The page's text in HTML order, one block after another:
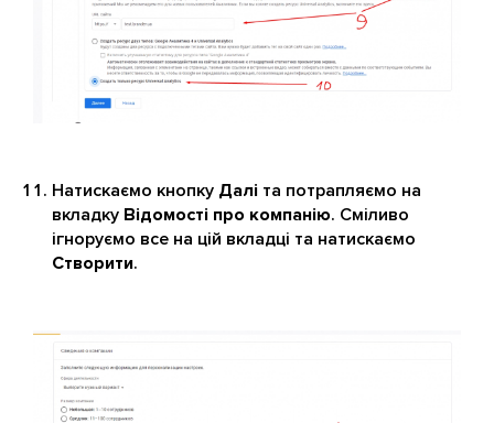
Натискаємо кнопку Далі та потрапляємо на
вкладку Відомості про компанію. Сміливо
ігноруємо все на цій вкладці та натискаємо
Створити.